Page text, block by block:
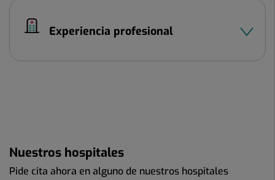
Experiencia profesional
Nuestros hospitales
Pide cita ahora en alguno de nuestros hospitales